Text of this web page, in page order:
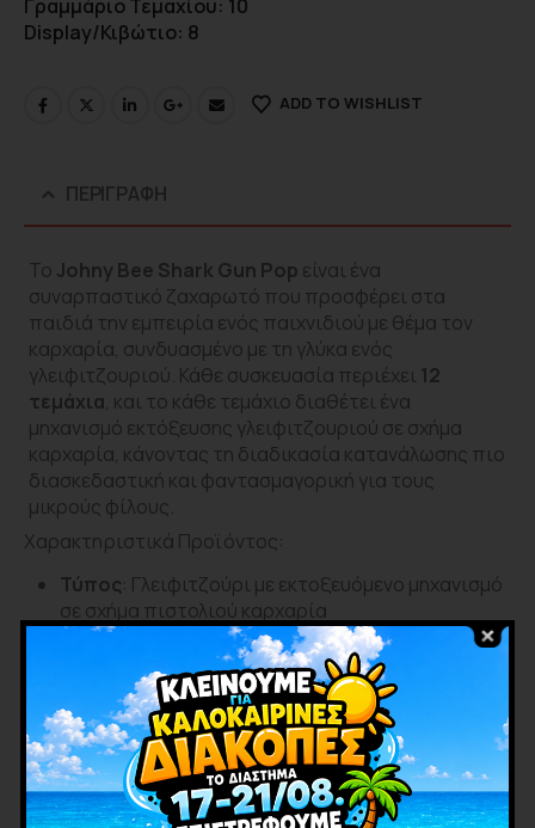
Γραμμάριο Τεμαχίου: 10
Display/Κιβώτιο: 8
ADD TO WISHLIST
ΠΕΡΙΓΡΑΦΉ
Το Johny Bee Shark Gun Pop είναι ένα
συναρπαστικό ζαχαρωτό που προσφέρει στα
παιδιά την εμπειρία ενός παιχνιδιού με θέμα τον
καρχαρία, συνδυασμένο με τη γλύκα ενός
γλειφιτζουριού. Κάθε συσκευασία περιέχει 12
τεμάχια, και το κάθε τεμάχιο διαθέτει ένα
μηχανισμό εκτόξευσης γλειφιτζουριού σε σχήμα
καρχαρία, κάνοντας τη διαδικασία κατανάλωσης πιο
διασκεδαστική και φαντασμαγορική για τους
μικρούς φίλους.
Χαρακτηριστικά Προϊόντος:
Τύπος: Γλειφιτζούρι με εκτοξευόμενο μηχανισμό
σε σχήμα πιστολιού καρχαρία
Γεύσεις
: Φρουτώδεις
Περιεχόμενο
: 12 τεμάχια
Συσκευασία: Πολύχρωμη και ελκυστική,
κατάλληλη για προβολή και εύκολη χρήση
Ιδανικό για: Πάρτι, δώρα ή διασκεδαστικές
δραστηριότητες
Με το Johny Bee Shark Gun Pop, τα παιδιά μπορούν